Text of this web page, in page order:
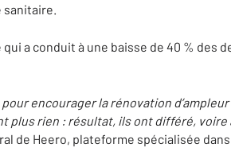
sanitaire.
a conduit à une baisse de 40 % des
encourager la rénovation
plus rien : résultat, ils ont différé,
de Heero, plateforme spécialisée